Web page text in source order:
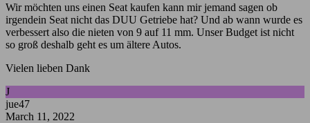
Wir möchten uns einen Seat kaufen kann mir jemand sagen ob
irgendein Seat nicht das DUU Getriebe hat? Und ab wann wurde es
verbessert also die nieten von 9 auf 11 mm. Unser Budget ist nicht
so groß deshalb geht es um ältere Autos.
Vielen lieben Dank
J
jue47
March 11, 2022